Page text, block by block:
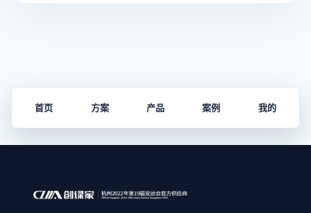
首页 方案 产品 案例 我的